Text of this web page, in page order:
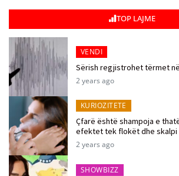
TOP LAJME
VENDI
Sërish regjistrohet tërmet
2 years ago
KURIOZITETE
Çfarë është shampoja e
efektet tek flokët dhe skalpi
2 years ago
SHOWBIZZ